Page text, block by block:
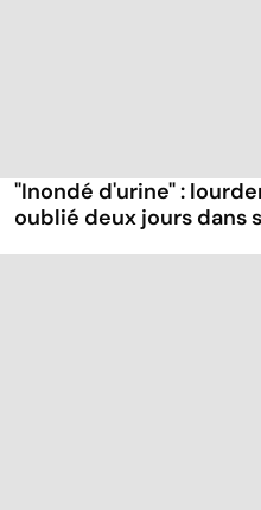
"Inondé d'urine" :
oublié deux jours dans